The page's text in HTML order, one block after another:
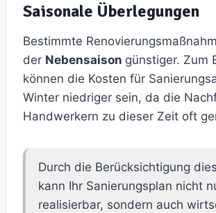
Saisonale Überlegungen
Bestimmte
der Nebensaison günstiger. Zum
können die Kosten für
Winter niedriger sein, da die
Handwerkern zu dieser Zeit oft
Durch die Berücksichtigung
kann Ihr Sanierungsplan nicht
realisierbar, sondern auch